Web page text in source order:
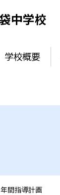
中学校
学校概要
年間指導計画